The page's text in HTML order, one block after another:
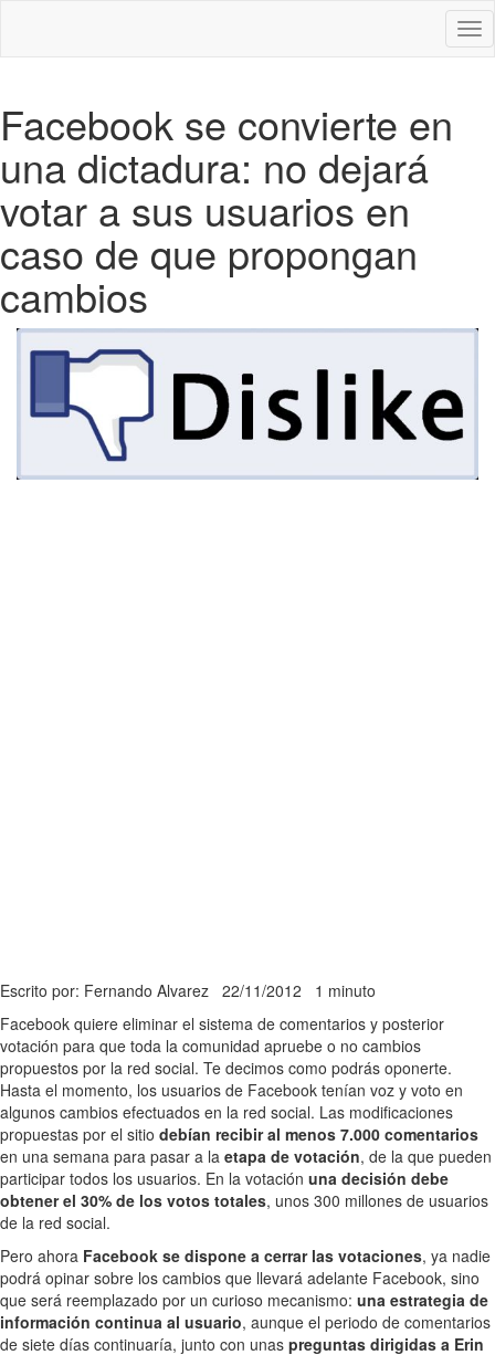
Facebook se convierte en
una dictadura: no dejará
votar a sus usuarios en
caso de que propongan
cambios
Escrito por: Fernando Alvarez 22/11/2012 1 minuto
Facebook quiere eliminar el sistema de comentarios y posterior
votación para que toda la comunidad apruebe o no cambios
propuestos por la red social. Te decimos como podrás oponerte.
Hasta el momento, los usuarios de Facebook tenían voz y voto en
algunos cambios efectuados en la red social. Las modificaciones
propuestas por el sitio debían recibir al menos 7.000 comentarios
en una semana para pasar a la etapa de votación, de la que pueden
participar todos los usuarios. En la votación una decisión debe
obtener el 30% de los votos totales, unos 300 millones de usuarios
de la red social.
Pero ahora Facebook se dispone a cerrar las votaciones, ya nadie
podrá opinar sobre los cambios que llevará adelante Facebook, sino
que será reemplazado por un curioso mecanismo: una estrategia de
información continua al usuario, aunque el periodo de comentarios
de siete días continuaría, junto con unas preguntas dirigidas a Erin